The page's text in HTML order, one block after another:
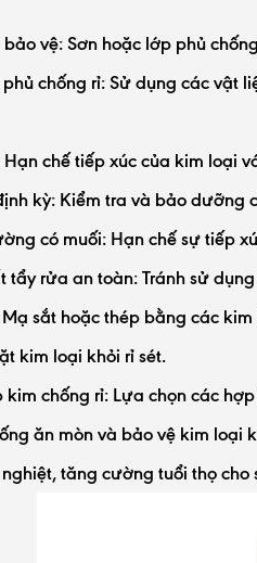
bảo vệ: Sơn hoặc lớp phủ
chống rỉ: Sử dụng các vật
Hạn chế tiếp xúc của kim loại
kỳ: Kiểm tra và bảo dưỡng
có muối: Hạn chế sự tiếp
tẩy rửa an toàn: Tránh sử
Mạ sắt hoặc thép bằng các
kim loại khỏi rỉ sét.
kim chống rỉ: Lựa chọn các
ăn mòn và bảo vệ kim loại
tăng cường tuổi thọ cho